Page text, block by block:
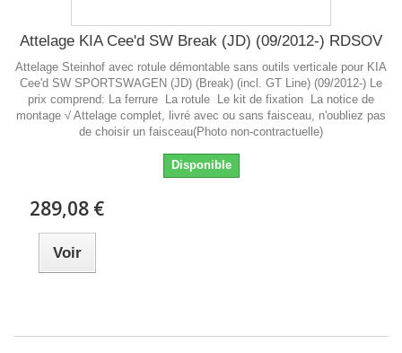
Attelage KIA Cee'd SW Break (JD) (09/2012-) RDSOV
Attelage Steinhof avec rotule démontable sans outils verticale pour KIA
Cee'd SW SPORTSWAGEN (JD) (Break) (incl. GT Line) (09/2012-) Le
prix comprend: La ferrure La rotule Le kit de fixation La notice de
montage √ Attelage complet, livré avec ou sans faisceau, n'oubliez pas
de choisir un faisceau(Photo non-contractuelle)
Disponible
289,08 €
Voir